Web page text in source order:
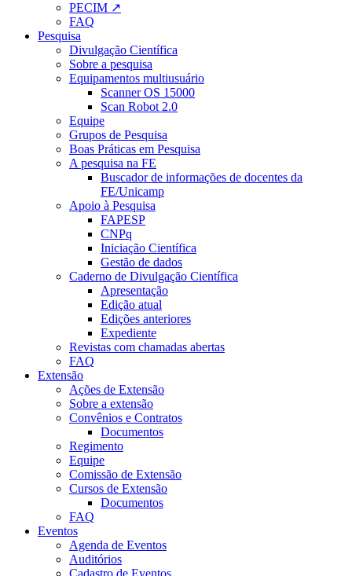
PECIM ↗
FAQ
Pesquisa
Divulgação Científica
Sobre a pesquisa
Equipamentos multiusuário
Scanner OS 15000
Scan Robot 2.0
Equipe
Grupos de Pesquisa
Boas Práticas em Pesquisa
A pesquisa na FE
Buscador de informações de docentes da
FE/Unicamp
Apoio à Pesquisa
FAPESP
CNPq
Iniciação Científica
Gestão de dados
Caderno de Divulgação Científica
Apresentação
Edição atual
Edições anteriores
Expediente
Revistas com chamadas abertas
FAQ
Extensão
Ações de Extensão
Sobre a extensão
Convênios e Contratos
Documentos
Regimento
Equipe
Comissão de Extensão
Cursos de Extensão
Documentos
FAQ
Eventos
Agenda de Eventos
Auditórios
Cadastro de Eventos